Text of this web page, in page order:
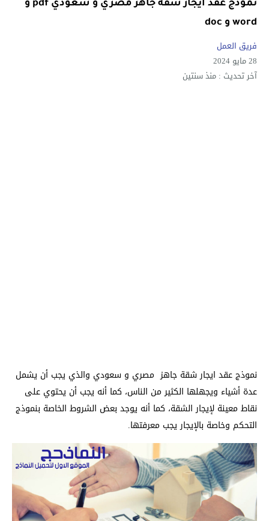
نموذج عقد ايجار شقة جاهز مصري و سعودي pdf و
word و doc
فريق العمل
28 مايو 2024
آخر تحديث : منذ سنتين
نموذج عقد ايجار شقة جاهز مصري و سعودي والذي يجب أن يشمل
عدة أشياء ويجهلها الكثير من الناس، كما أنه يجب أن يحتوي على
نقاط معينة لإيجار الشقة، كما أنه يوجد بعض الشروط الخاصة بنموذج
التحكم وخاصة بالإيجار يجب معرفتها.